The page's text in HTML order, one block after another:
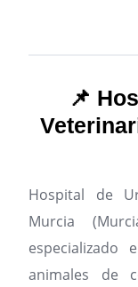
📌
Hospital de
Murcia
animales de